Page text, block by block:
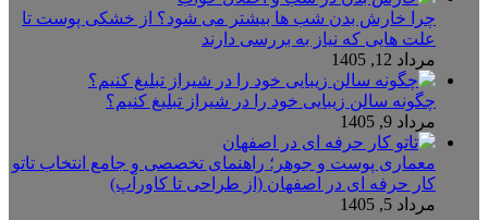
چرا خارش بدن شب ها بیشتر می شود؟ از خشکی پوست تا
علت هایی که نیاز به بررسی دارند
مرداد 12, 1405
چگونه سالن زیبایی خود را در شیراز تبلیغ کنیم؟
مرداد 9, 1405
معماری پوست و جوهر؛ راهنمای تخصصی و جامع انتخاب تاتو
کار حرفه ای در اصفهان (از طراحی تا کاورآپ)
مرداد 5, 1405